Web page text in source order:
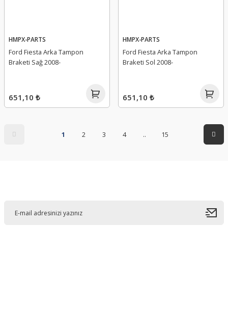
HMPX-PARTS
Ford Fiesta Arka Tampon
Braketi Sağ 2008-
651,10 ₺
HMPX-PARTS
Ford Fiesta Arka Tampon
Braketi Sol 2008-
651,10 ₺
1 2 3 4 .. 15